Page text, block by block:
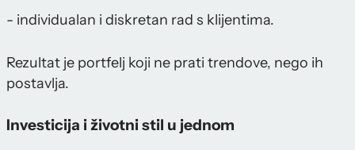
- individualan i diskretan rad s klijentima.
Rezultat je portfelj koji ne prati trendove, nego ih
postavlja.
Investicija i životni stil u jednom